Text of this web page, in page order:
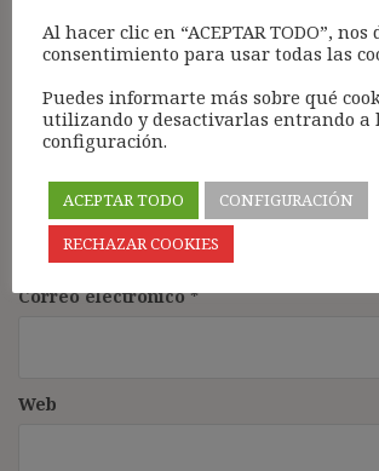
Nombre*
Correo electrónico*
Web
Al hacer clic en “ACEPTAR TODO”, nos
consentimiento para usar todas las
Puedes informarte más sobre qué
utilizando y desactivarlas entrando a
configuración.
ACEPTAR TODO
CONFIGURACIÓN
RECHAZAR COOKIES